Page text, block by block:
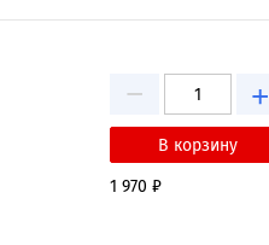
− +
1 970 ₽